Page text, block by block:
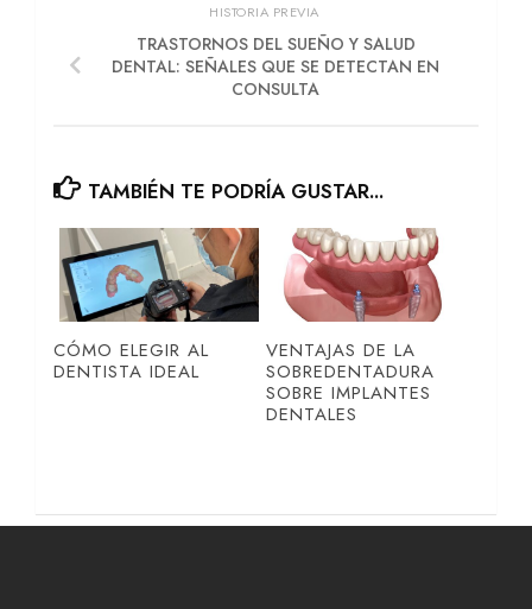
HISTORIA PREVIA
TRASTORNOS DEL SUEÑO Y SALUD
DENTAL: SEÑALES QUE SE DETECTAN EN
CONSULTA
TAMBIÉN TE PODRÍA GUSTAR...
CÓMO ELEGIR AL
DENTISTA IDEAL
VENTAJAS DE LA
SOBREDENTADURA
SOBRE IMPLANTES
DENTALES